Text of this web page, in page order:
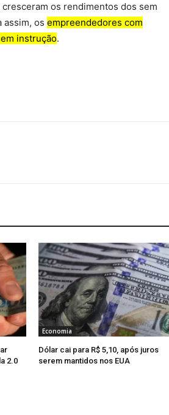
os rendimentos dos sem
assim, os empreendedores com
instrução.
2.0
Economia
Dólar cai para R$ 5,10, após juros
serem mantidos nos EUA